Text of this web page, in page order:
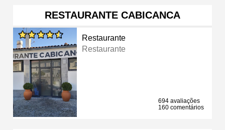
RESTAURANTE CABICANCA
Restaurante
Restaurante
694 avaliações
160 comentários